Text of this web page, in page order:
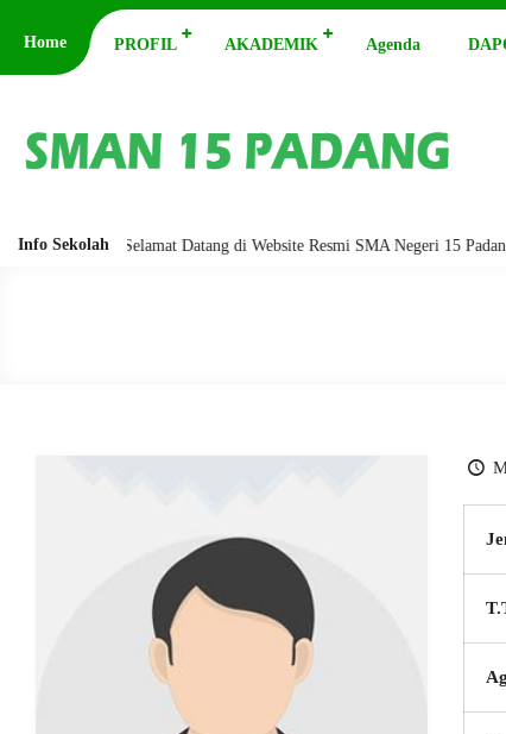
Home PROFIL AKADEMIK Agenda
Info SekolahSelamat Datang di Website Resmi SMA Negeri 15 Padang